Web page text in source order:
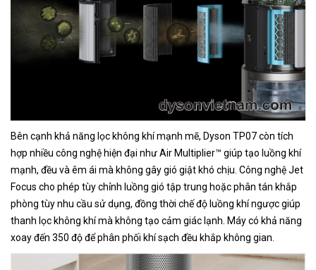
Bên cạnh khả năng lọc không khí mạnh mẽ, Dyson TP07 còn tích
hợp nhiều công nghệ hiện đại như Air Multiplier™ giúp tạo luồng khí
mạnh, đều và êm ái mà không gây gió giật khó chịu. Công nghệ Jet
Focus cho phép tùy chỉnh luồng gió tập trung hoặc phân tán khắp
phòng tùy nhu cầu sử dụng, đồng thời chế độ luồng khí ngược giúp
thanh lọc không khí mà không tạo cảm giác lạnh. Máy có khả năng
xoay đến 350 độ để phân phối khí sạch đều khắp không gian.